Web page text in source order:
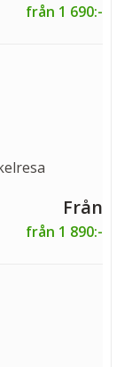
från 1 690:-
från 1 890:-